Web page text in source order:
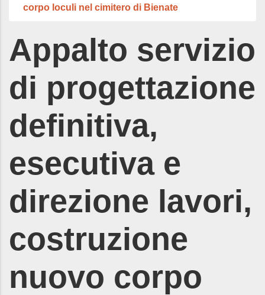
corpo loculi nel cimitero di Bienate
Appalto servizio
di progettazione
definitiva,
esecutiva e
direzione lavori,
costruzione
nuovo corpo